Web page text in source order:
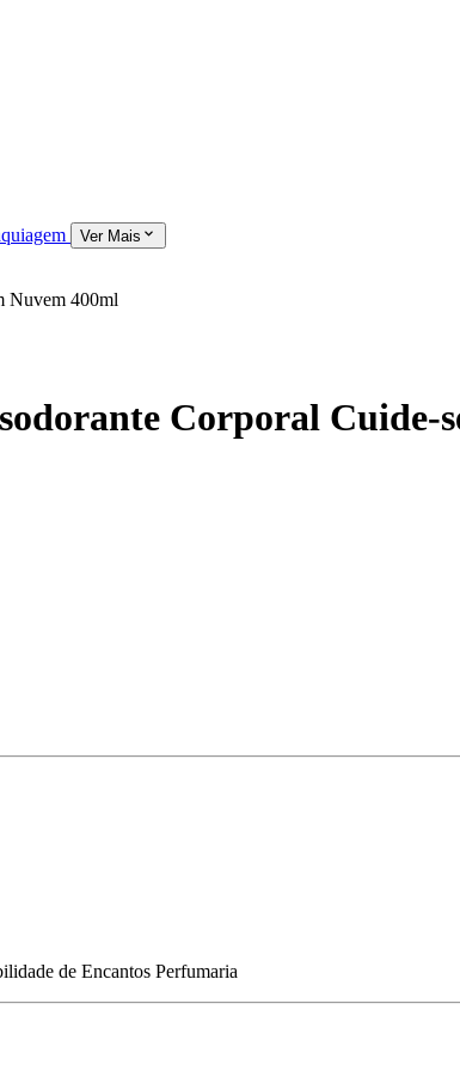
Ver Mais
Nuvem 400ml
Corporal Cuide-
de Encantos Perfumaria